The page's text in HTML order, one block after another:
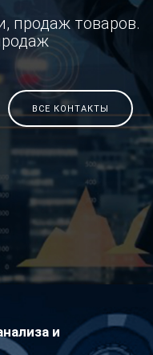
продаж товаров.
ВСЕ КОНТАКТЫ
и